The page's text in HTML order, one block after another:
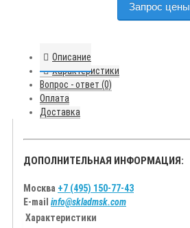
Запрос цены
Описание
Характеристики
Вопрос - ответ (0)
Оплата
Доставка
ДОПОЛНИТЕЛЬНАЯ ИНФОРМАЦИЯ:
Москва +7 (495) 150-77-43
E-mail info@skladmsk.com
Характеристики